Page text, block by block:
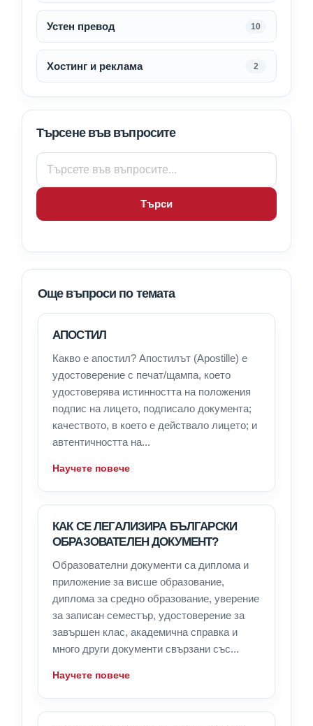
Устен превод 10
Хостинг и реклама 2
Търсене във въпросите
Търси
Още въпроси по темата
АПОСТИЛ
Какво е апостил? Апостилът (Apostille) е
удостоверение с печат/щампа, което
удостоверява истинността на положения
подпис на лицето, подписало документа;
качеството, в което е действало лицето; и
автентичността на...
Научете повече
КАК СЕ ЛЕГАЛИЗИРА БЪЛГАРСКИ
ОБРАЗОВАТЕЛЕН ДОКУМЕНТ?
Образователни документи са диплома и
приложение за висше образование,
диплома за средно образование, уверение
за записан семестър, удостоверение за
завършен клас, академична справка и
много други документи свързани със...
Научете повече